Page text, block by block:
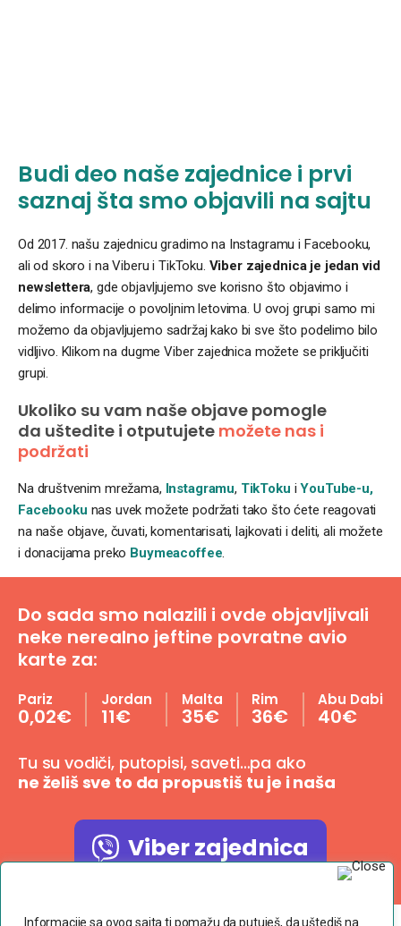
Informacije sa ovog sajta ti pomažu da putuješ, da uštediš na
Budi deo naše zajednice i prvi
saznaj šta smo objavili na sajtu
Od 2017. našu zajednicu gradimo na Instagramu i Facebooku,
ali od skoro i na Viberu i TikToku. Viber zajednica je jedan vid
newslettera, gde objavljujemo sve korisno što objavimo i
delimo informacije o povoljnim letovima. U ovoj grupi samo mi
možemo da objavljujemo sadržaj kako bi sve što podelimo bilo
vidljivo. Klikom na dugme Viber zajednica možete se priključiti
grupi.
Ukoliko su vam naše objave pomogle
da uštedite i otputujete možete nas i
podržati
Na društvenim mrežama, Instagramu, TikToku iYouTube-u,
Facebooku nas uvek možete podržati tako što ćete reagovati
na naše objave, čuvati, komentarisati, lajkovati i deliti, ali možete
i donacijama preko Buymeacoffee.
Do sada smo nalazili i ovde objavljivali
neke nerealno jeftine povratne avio
karte za:
Pariz
0,02€
Jordan
11€
Malta
35€
Rim
36€
Abu Dabi
40€
Tu su vodiči, putopisi, saveti…pa ako
ne želiš sve to da propustiš tu je i naša
Viber zajednica